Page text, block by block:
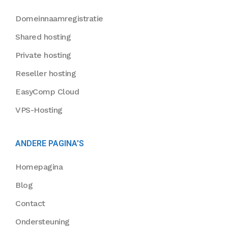
Domeinnaamregistratie
Shared hosting
Private hosting
Reseller hosting
EasyComp Cloud
VPS-Hosting
ANDERE PAGINA'S
Homepagina
Blog
Contact
Ondersteuning